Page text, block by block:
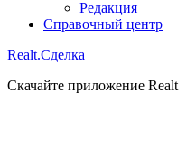
Редакция
Справочный центр
Realt.Сделка
Скачайте приложение Realt